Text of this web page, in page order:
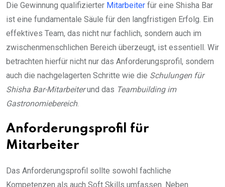
Die Gewinnung qualifizierter Mitarbeiter für eine Shisha Bar
ist eine fundamentale Säule für den langfristigen Erfolg. Ein
effektives Team, das nicht nur fachlich, sondern auch im
zwischenmenschlichen Bereich überzeugt, ist essentiell. Wir
betrachten hierfür nicht nur das Anforderungsprofil, sondern
auch die nachgelagerten Schritte wie die Schulungen für
Shisha Bar-Mitarbeiterund das Teambuilding im
Gastronomiebereich.
Anforderungsprofil für
Mitarbeiter
Das Anforderungsprofil sollte sowohl fachliche
Kompetenzen als auch Soft Skills umfassen. Neben